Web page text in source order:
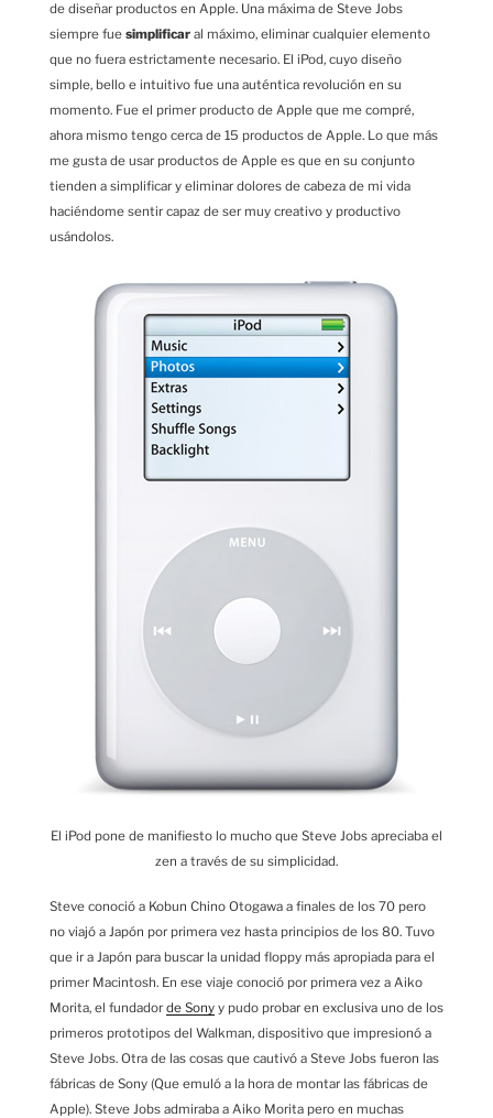
de diseñar productos en Apple. Una máxima de Steve Jobs
siempre fue simplificar al máximo, eliminar cualquier elemento
que no fuera estrictamente necesario. El iPod, cuyo diseño
simple, bello e intuitivo fue una auténtica revolución en su
momento. Fue el primer producto de Apple que me compré,
ahora mismo tengo cerca de 15 productos de Apple. Lo que más
me gusta de usar productos de Apple es que en su conjunto
tienden a simplificar y eliminar dolores de cabeza de mi vida
haciéndome sentir capaz de ser muy creativo y productivo
usándolos.
El iPod pone de manifiesto lo mucho que Steve Jobs apreciaba el
zen a través de su simplicidad.
Steve conoció a Kobun Chino Otogawa a finales de los 70 pero
no viajó a Japón por primera vez hasta principios de los 80. Tuvo
que ir a Japón para buscar la unidad floppy más apropiada para el
primer Macintosh. En ese viaje conoció por primera vez a Aiko
Morita, el fundadorde Sony y pudo probar en exclusiva uno de los
primeros prototipos del Walkman, dispositivo que impresionó a
Steve Jobs. Otra de las cosas que cautivó a Steve Jobs fueron las
fábricas de Sony (Que emuló a la hora de montar las fábricas de
Apple). Steve Jobs admiraba a Aiko Morita pero en muchas